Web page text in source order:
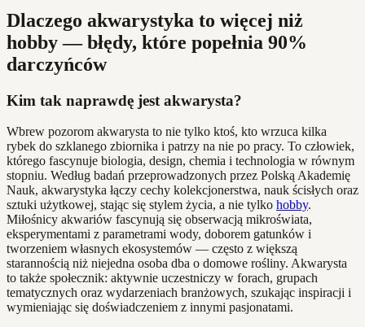
Dlaczego akwarystyka to więcej niż
hobby — błędy, które popełnia 90%
darczyńców
Kim tak naprawdę jest akwarysta?
Wbrew pozorom akwarysta to nie tylko ktoś, kto wrzuca kilka
rybek do szklanego zbiornika i patrzy na nie po pracy. To człowiek,
którego fascynuje biologia, design, chemia i technologia w równym
stopniu. Według badań przeprowadzonych przez Polską Akademię
Nauk, akwarystyka łączy cechy kolekcjonerstwa, nauk ścisłych oraz
sztuki użytkowej, stając się stylem życia, a nie tylko hobby.
Miłośnicy akwariów fascynują się obserwacją mikroświata,
eksperymentami z parametrami wody, doborem gatunków i
tworzeniem własnych ekosystemów — często z większą
starannością niż niejedna osoba dba o domowe rośliny. Akwarysta
to także społecznik: aktywnie uczestniczy w forach, grupach
tematycznych oraz wydarzeniach branżowych, szukając inspiracji i
wymieniając się doświadczeniem z innymi pasjonatami.